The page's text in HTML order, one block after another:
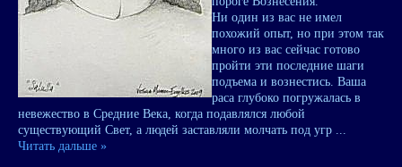
Ни один из вас не имел
похожий опыт, но при этом так
много из вас сейчас готово
пройти эти последние шаги
подъема и вознестись. Ваша
раса глубоко погружалась в
невежество в Средние Века, когда подавлялся любой
существующий Свет, а людей заставляли молчать под угр ...
Читать дальше »